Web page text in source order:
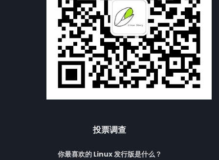
投票调查
你最喜欢的 Linux 发行版是什么？